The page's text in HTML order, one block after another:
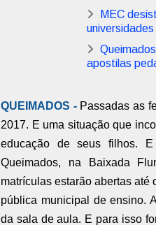
MEC
apostilas
QUEIMADOS - Passadas as
2017. E uma situação que
educação de seus filhos.
Queimados, na Baixada
matrículas estarão abertas até
pública municipal de ensino.
da sala de aula. E para isso